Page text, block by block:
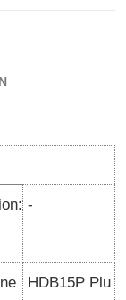
-
HDB15P Plu